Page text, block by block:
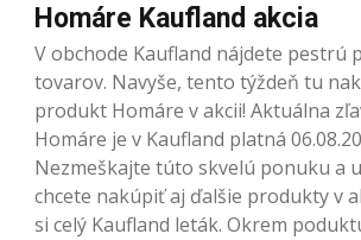
Homáre Kaufland akcia
V obchode Kaufland nájdete pestrú
tovarov. Navyše, tento týždeň tu
produkt Homáre v akcii! Aktuálna
Homáre je v Kaufland platná
Nezmeškajte túto skvelú ponuku a
chcete nakúpiť aj ďalšie produkty v
si celý Kaufland leták. Okrem